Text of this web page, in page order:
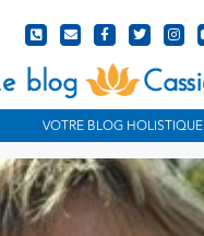
VOTRE BLOG HOLISTIQUE